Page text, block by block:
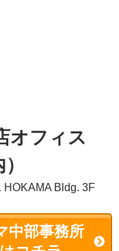
オフィス
HOKAMA Bldg. 3F
中部事務所